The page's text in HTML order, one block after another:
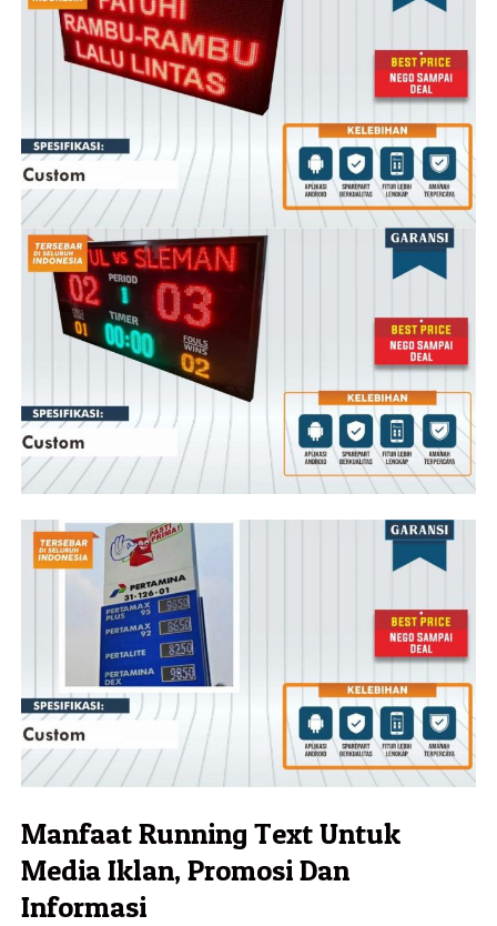
Manfaat Running Text Untuk
Media Iklan, Promosi Dan
Informasi